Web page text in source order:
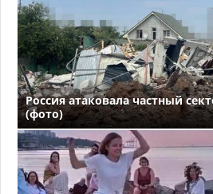
Россия атаковала частный
(фото)